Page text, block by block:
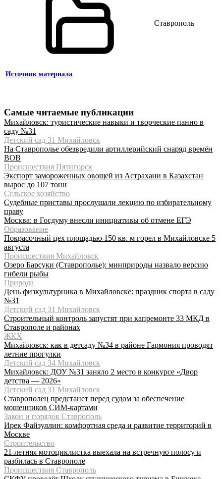
Ставрополь
Источник материала
Самые читаемые публикации
Михайловск: туристические навыки и творческие панно в
саду №31
Детский сад 31 Михайловск
На Ставрополье обезвредили артиллерийский снаряд времён
ВОВ
Происшествия Пятигорск
Экспорт замороженных овощей из Астрахани в Казахстан
вырос до 107 тонн
Сельское хозяйство
Судебные приставы прослушали лекцию по избирательному
праву
Москва: в Госдуму внесли инициативы об отмене ЕГЭ
Образование
Покрасочный цех площадью 150 кв. м горел в Михайловске 5
августа
Происшествия Михайловск
Озеро Барсуки (Ставрополье): минприроды назвало версию
гибели рыбы
Природа
День физкультурника в Михайловске: праздник спорта в саду
№31
Детский сад 31 Михайловск
Строительный контроль запустят при капремонте 33 МКД в
Ставрополе и районах
ЖКХ
Михайловск: как в детсаду №34 в районе Гармония проводят
летние прогулки
Детский сад 34 Михайловск
Михайловск: ДОУ №31 заняло 2 место в конкурсе «Двор
детства — 2026»
Детский сад 31 Михайловск
Ставрополец предстанет перед судом за обеспечение
мошенников СИМ-картами
Закон и порядок Ставрополь
Ирек Файзуллин: комфортная среда и развитие территорий в
Москве
Строительство
21-летняя мотоциклистка выехала на встречную полосу и
разбилась в Ставрополе
Происшествия Ставрополь